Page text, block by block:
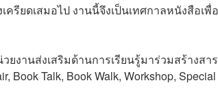
รียดเสมอไป งานนี้จึงเป็นเทศกาลหนังสือเ
งานส่งเสริมด้านการเรียนรู้มาร่วมสร้างสา
Talk, Book Walk, Workshop,